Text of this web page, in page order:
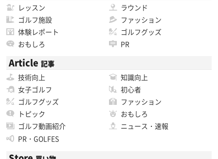
レッスン
ラウンド
ゴルフ施設
ファッション
体験レポート
ゴルフグッズ
おもしろ
PR
Article 記事
技術向上
知識向上
女子ゴルフ
初心者
ゴルフグッズ
ファッション
トピック
おもしろ
ゴルフ動画紹介
ニュース・速報
PR・GOLFES